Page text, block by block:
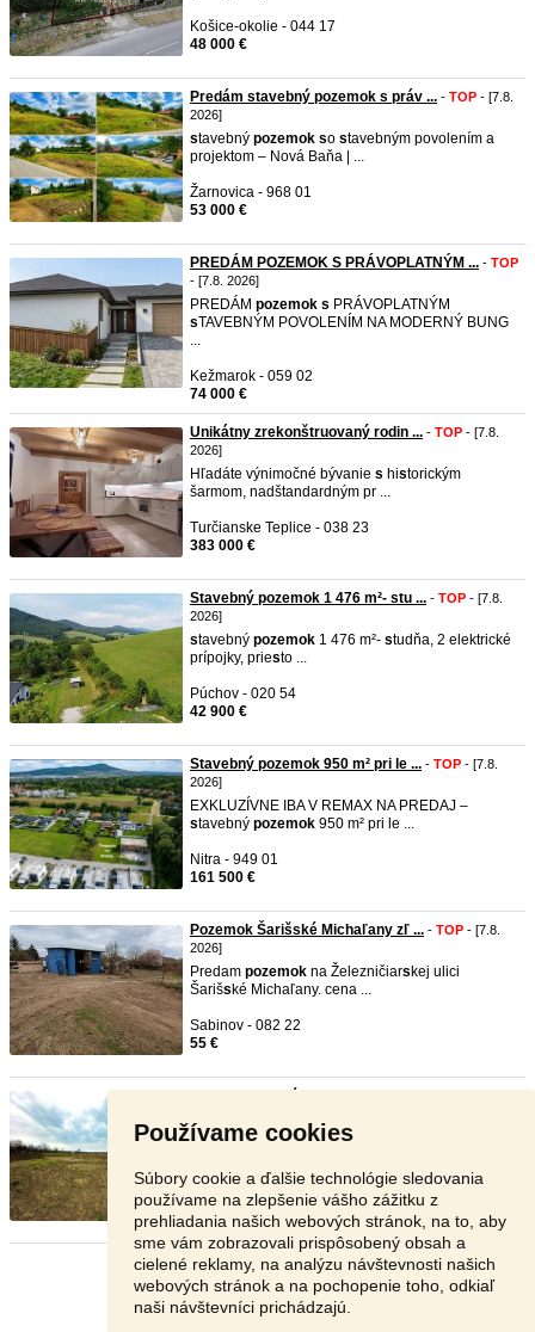
Používame cookies
Súbory cookie a ďalšie technológie sledovania
používame na zlepšenie vášho zážitku z
prehliadania našich webových stránok, na to, aby
sme vám zobrazovali prispôsobený obsah a
cielené reklamy, na analýzu návštevnosti našich
webových stránok a na pochopenie toho, odkiaľ
naši návštevníci prichádzajú.
Košice-okolie - 044 17
48 000 €
Predám stavebný pozemok s práv ... - TOP - [7.8.
2026]
stavebný pozemok so stavebným povolením a
projektom – Nová Baňa | ...
Žarnovica - 968 01
53 000 €
PREDÁM POZEMOK S PRÁVOPLATNÝM ... - TOP
- [7.8. 2026]
PREDÁM pozemok s PRÁVOPLATNÝM
sTAVEBNÝM POVOLENÍM NA MODERNÝ BUNG
...
Kežmarok - 059 02
74 000 €
Unikátny zrekonštruovaný rodin ... - TOP - [7.8.
2026]
Hľadáte výnimočné bývanie s historickým
šarmom, nadštandardným pr ...
Turčianske Teplice - 038 23
383 000 €
Stavebný pozemok 1 476 m²- stu ... - TOP - [7.8.
2026]
stavebný pozemok 1 476 m²- studňa, 2 elektrické
prípojky, priesto ...
Púchov - 020 54
42 900 €
Stavebný pozemok 950 m² pri le ... - TOP - [7.8.
2026]
EXKLUZÍVNE IBA V REMAX NA PREDAJ –
stavebný pozemok 950 m² pri le ...
Nitra - 949 01
161 500 €
Pozemok Šarišské Michaľany zľ ... - TOP - [7.8.
2026]
Predam pozemok na Železničiarskej ulici
Šarišské Michaľany. cena ...
Sabinov - 082 22
55 €
Ponúkam na predaj rovinatý
Nové Zámky - 941 34
17 500 €
Stránka: 1 2 3 Ďalšia